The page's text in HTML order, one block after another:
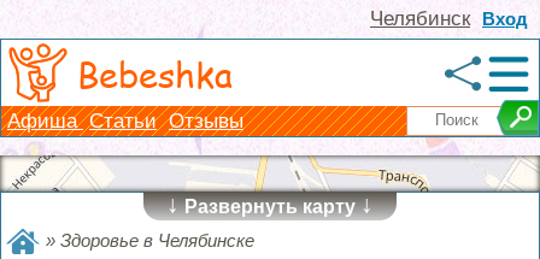
Вход
Челябинск
Bebeshka
Афиша Статьи Отзывы
↓Развернуть карту↓
»Здоровье в Челябинске